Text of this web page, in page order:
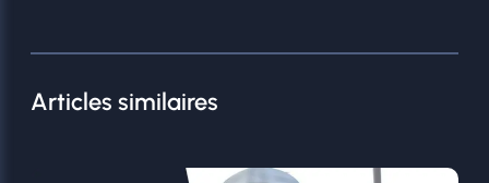
Articles similaires